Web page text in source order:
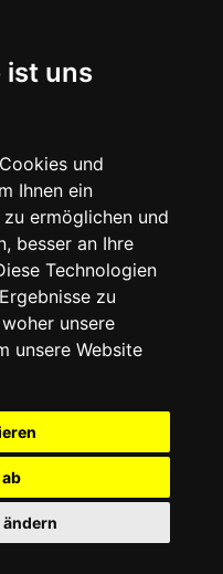
ist uns
und
Ihnen ein
ermöglichen und
besser an Ihre
Technologien
zu
unsere
unsere Website